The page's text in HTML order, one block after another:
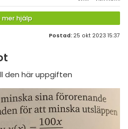
hjälp
Postad: 25 okt 2023 15:37
den här uppgiften
Matte 3
Alla trådar
Integraler
Trigonometri